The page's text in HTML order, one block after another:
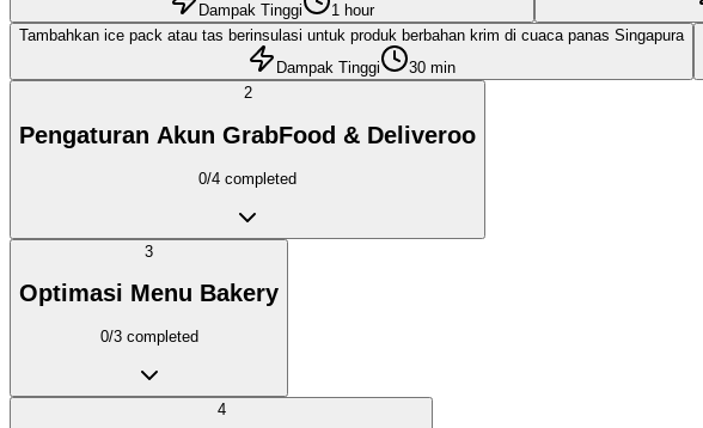
Dampak Tinggi
1 hour
Tambahkan ice pack atau tas berinsulasi untuk produk berbahan krim di cuaca panas Singapura
Dampak Tinggi
30 min
2
Pengaturan Akun GrabFood & Deliveroo
0/4 completed
3
Optimasi Menu Bakery
0/3completed
4